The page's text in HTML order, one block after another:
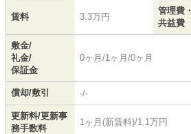
賃料 3.3万円
管理費・
共益費
敷金/
礼金/
保証金
0ヶ月/1ヶ月/0ヶ月
償却/敷引 -/-
更新料/更新事
務手数料
1ヶ月(新賃料)/1.1万円